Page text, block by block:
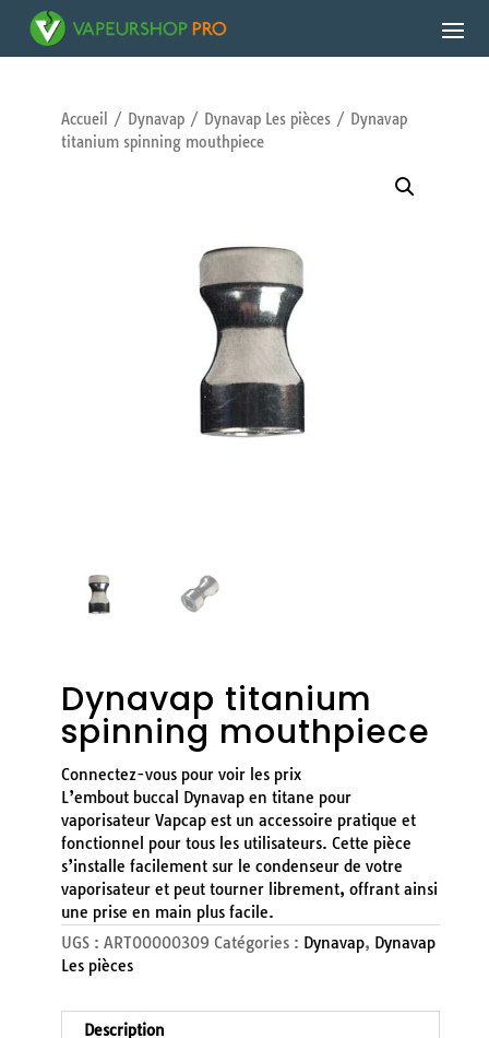
Accueil / Dynavap/ Dynavap Les pièces/ Dynavap
titanium spinning mouthpiece
Dynavap titanium
spinning mouthpiece
Connectez-vous pour voir les prix
L’embout buccal Dynavap en titane pour
vaporisateur Vapcap est un accessoire pratique et
fonctionnel pour tous les utilisateurs. Cette pièce
s’installe facilement sur le condenseur de votre
vaporisateur et peut tourner librement, offrant ainsi
une prise en main plus facile.
UGS : ART00000309 Catégories : Dynavap, Dynavap
Les pièces
Description